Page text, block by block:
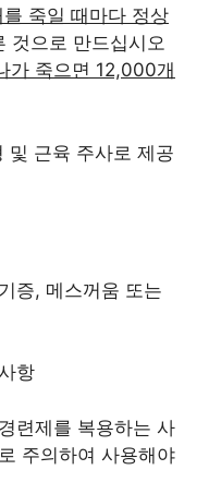
죽일 때마다 정상
것으로 만드십시오
가 죽으면 12,000개
근육 주사로 제공
증, 메스꺼움 또는
항
련제를 복용하는 사
주의하여 사용해야